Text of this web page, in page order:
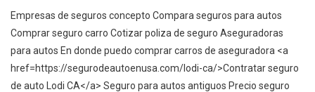
Empresas de seguros concepto Compara seguros para autos
Comprar seguro carro Cotizar poliza de seguro Aseguradoras
para autos En donde puedo comprar carros de aseguradora <a
href=https://segurodeautoenusa.com/lodi-ca/>Contratar seguro
de auto Lodi CA</a> Seguro para autos antiguos Precio seguro